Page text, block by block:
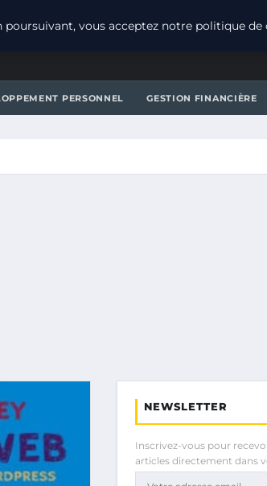
PERSONNEL GESTION FINANCIÈRE
NEWSLETTER
Inscrivez-vous pour
articles directement dans
vous acceptez notre politique